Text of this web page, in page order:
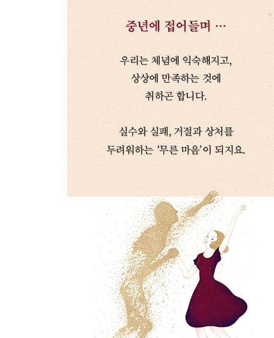
: 이제까지와 다른 새로운 삶 준비하기
- 흐름대로 받아들이는 ‘삶의 실험’
- 과거의 성공한 자아가 나에게 하는 말
- 이제, 인생이 현명해지는 기회의 시간
- 즐겁게 일하며 조금 느릿하게 살기
- 우리는 꼭 무엇이 되어야만 할까?
삶이 이끄는 대로 따라갔을 때